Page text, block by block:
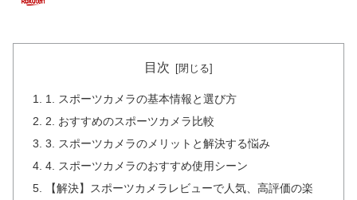
目次
1. スポーツカメラの基本情報と選び方
2. おすすめのスポーツカメラ比較
3. スポーツカメラのメリットと解決する悩み
4. スポーツカメラのおすすめ使用シーン
【解決】スポーツカメラレビューで人気、高評価の楽